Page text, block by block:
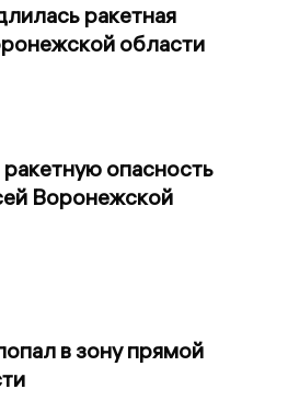
ракетная
области
опасность
Воронежской
в зону прямой